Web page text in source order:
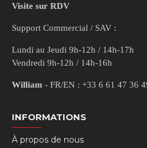
Visite sur RDV
Support Commercial / SAV :
Lundi au Jeudi 9h-12h / 14h-17h
Vendredi 9h-12h / 14h-16h
William - FR/EN : +33 6 61 47 36
INFORMATIONS
À propos de nous